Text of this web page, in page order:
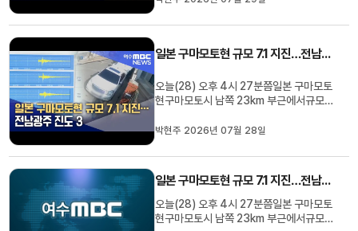
문입니다.박현주 기자가 취재했습니다.◀
이용하는 여수공항.현재는 국내선만 ... 일본 구마모토현 규모 7.1 지진…전남광주 진도 3
오늘(28) 오후 4시 27분쯤일본 구마모토
현구마모토시 남쪽 23km 부근에서규모
도 흔들림이 감지됐습니다.전남광주통합소
후 5시 기준 총 50건 접수됐습니다.이번
지진으로 전남광주를 비롯해경남, 부산, 제
주 지역에는실내에 있는 사람이 진...
박현주 2026년 07월 28일
일본 구마모토현 규모 7.1 지진…전남광주 진도 3
오늘(28) 오후 4시 27분쯤일본 구마모토
현구마모토시 남쪽 23km 부근에서규모